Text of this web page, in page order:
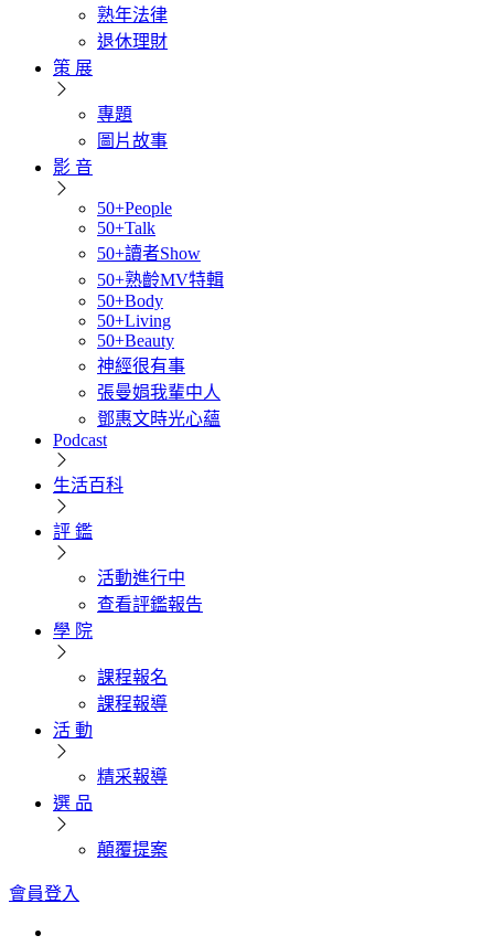
熟年法律
退休理財
策 展
專題
圖片故事
影 音
50+People
50+Talk
50+讀者Show
50+熟齡MV特輯
50+Body
50+Living
50+Beauty
神經很有事
張曼娟我輩中人
鄧惠文時光心蘊
Podcast
生活百科
評 鑑
活動進行中
查看評鑑報告
學 院
課程報名
課程報導
活 動
精采報導
選 品
顛覆提案
會員登入